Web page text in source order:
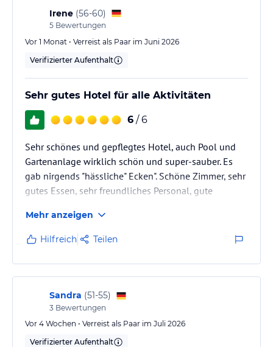
Hinweis: Verfasst von HolidayCheck mit Hilfe von KI. Alle
Irene (56-60)
5 Bewertungen
Vor 1 Monat • Verreist als Paar im Juni 2026
Verifizierter Aufenthalt
Sehr gutes Hotel für alle Aktivitäten
6 / 6
Sehr schönes und gepflegtes Hotel, auch Pool und
Gartenanlage wirklich schön und super-sauber. Es
gab nirgends "hässliche" Ecken". Schöne Zimmer, sehr
gutes Essen, sehr freundliches Personal, gute
gegeben hätte im Zimmer (es hatte leider draussen
38 Grad) wäre es absolut perfekt. Aber solche sehr
heissen Tage gibt es ja nur wenige. Gute
Busanbindung, wenn gewünscht. Ausreichend
Parkplätze. Sehr gute Ausgangslage für Ausflüge
Mehr anzeigen
Hilfreich Teilen
Sandra (51-55)
3 Bewertungen
Vor 4 Wochen • Verreist als Paar im Juli 2026
Verifizierter Aufenthalt